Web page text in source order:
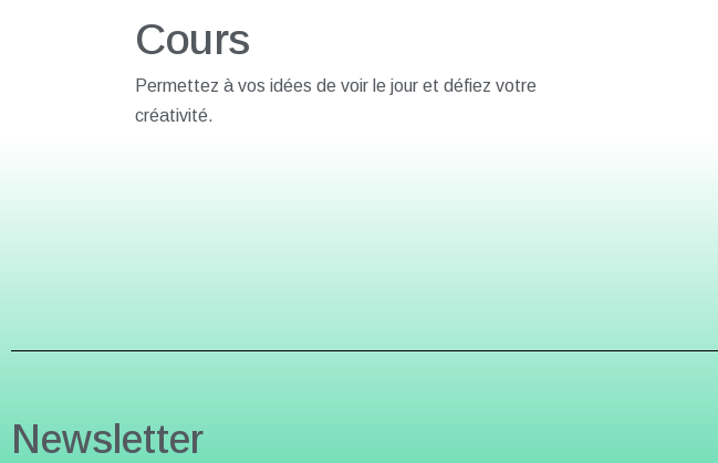
Cours
Permettez à vos idées de voir le jour et défiez votre
créativité.
Newsletter